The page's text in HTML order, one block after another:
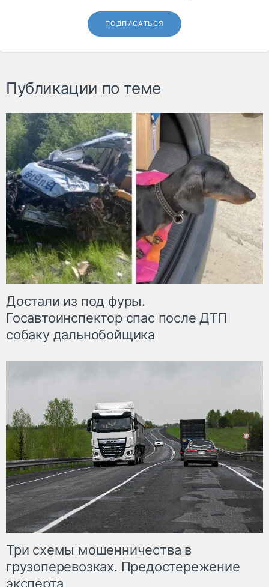
ПОДПИСАТЬСЯ
Публикации по теме
Достали из под фуры.
Госавтоинспектор спас после ДТП
собаку дальнобойщика
Три схемы мошенничества в
грузоперевозках. Предостережение
эксперта